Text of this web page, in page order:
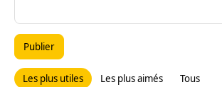
Publier
Les plus utiles Les plus aimés Tous